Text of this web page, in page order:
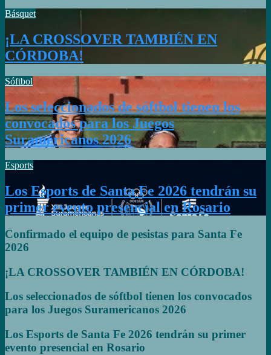
Básquet
¡LA CROSSOVER TAMBIÉN EN
CÓRDOBA!
Sóftbol
Los seleccionados de sóftbol tienen los
convocados para los Juegos
Suramericanos 2026
Esports
Los Esports de Santa Fe 2026 tendrán su
primer evento presencial en Rosario
Confirmado el equipo de pesistas para Santa Fe
2026
¡LA CROSSOVER TAMBIÉN EN CÓRDOBA!
Los seleccionados de sóftbol tienen los convocados
para los Juegos Suramericanos 2026
Los Esports de Santa Fe 2026 tendrán su primer
evento presencial en Rosario